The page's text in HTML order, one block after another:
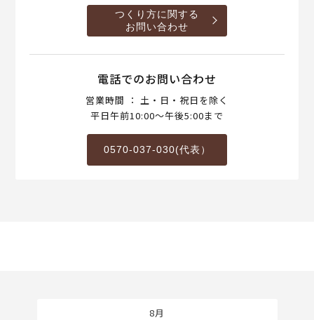
つくり方に関する
お問い合わせ
電話でのお問い合わせ
営業時間 ： 土・日・祝日を除く
平日午前10:00～午後5:00まで
0570-037-030(代表）
8月